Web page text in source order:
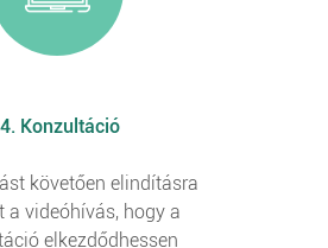
4. Konzultáció
követően elindításra
a videóhívás, hogy a
elkezdődhessen